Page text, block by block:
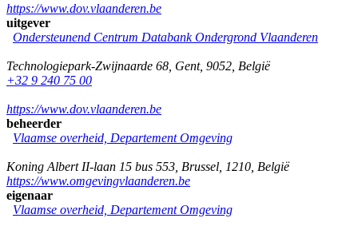
https://www.dov.vlaanderen.be
uitgever
Ondersteunend Centrum Databank Ondergrond Vlaanderen
Technologiepark-Zwijnaarde 68 Gent, 9052 België
+32 9 240 75 00
https://www.dov.vlaanderen.be
beheerder
Vlaamse overheid, Departement Omgeving
Koning Albert II-laan 15 bus 553 Brussel 1210 België
https://www.omgevingvlaanderen.be
eigenaar
Vlaamse overheid, Departement Omgeving